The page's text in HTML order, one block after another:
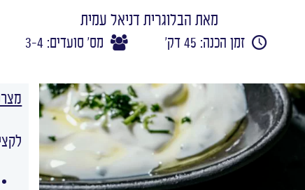
מאת הבלוגרית דניאל עמית
זמן הכנה: 45 דק' מס' סועדים: 3-4